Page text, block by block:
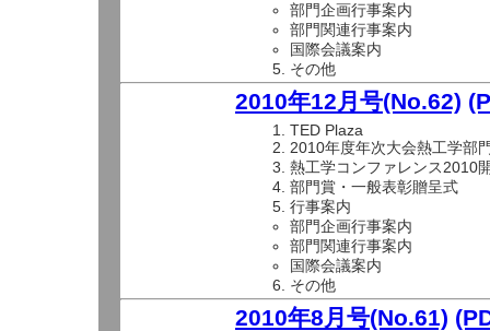
部門企画行事案内
部門関連行事案内
国際会議案内
その他
2010年12月号(No.62)
TED Plaza
2010年度年次大会熱工学部
熱工学コンファレンス2010
部門賞・一般表彰贈呈式
行事案内
部門企画行事案内
部門関連行事案内
国際会議案内
その他
2010年8月号(No.61)